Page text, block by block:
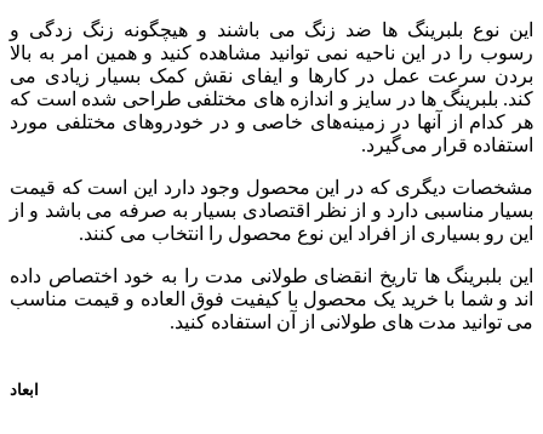
این نوع بلبرینگ ها ضد زنگ می باشند و هیچگونه زنگ زدگی و
رسوب را در این ناحیه نمی توانید مشاهده کنید و همین امر به بالا
بردن سرعت عمل در کارها و ایفای نقش کمک بسیار زیادی می
کند. بلبرینگ ها در سایز و اندازه های مختلفی طراحی شده است که
هر کدام از آنها در زمینه‌های خاصی و در خودروهای مختلفی مورد
استفاده قرار می‌گیرد.
مشخصات دیگری که در این محصول وجود دارد این است که قیمت
بسیار مناسبی دارد و از نظر اقتصادی بسیار به صرفه می باشد و از
این رو بسیاری از افراد این نوع محصول را انتخاب می کنند.
این بلبرینگ ها تاریخ انقضای طولانی مدت را به خود اختصاص داده
اند و شما با خرید یک محصول با کیفیت فوق العاده و قیمت مناسب
می توانید مدت های طولانی از آن استفاده کنید.
ابعاد